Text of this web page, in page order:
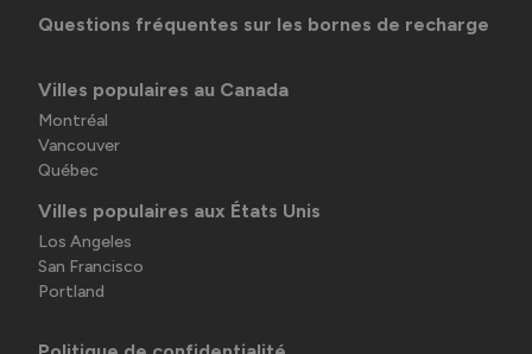
Questions fréquentes sur les bornes de recharge
Villes populaires au Canada
Montréal
Vancouver
Québec
Villes populaires aux États Unis
Los Angeles
San Francisco
Portland